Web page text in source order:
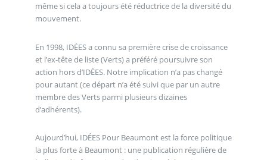
même si cela a toujours été réductrice de la diversité du
mouvement.
En 1998, IDÉES a connu sa première crise de croissance
et l’ex-tête de liste (Verts) a préféré poursuivre son
action hors d’IDÉES. Notre implication n’a pas changé
pour autant (ce départ n’a été suivi que par un autre
membre des Verts parmi plusieurs dizaines
d’adhérents).
Aujourd’hui, IDÉES Pour Beaumont est la force politique
la plus forte à Beaumont : une publication régulière de